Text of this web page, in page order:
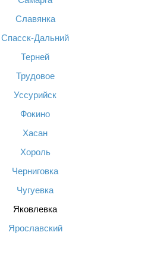
Славянка
Спасск-Дальний
Терней
Трудовое
Уссурийск
Фокино
Хасан
Хороль
Черниговка
Чугуевка
Яковлевка
Ярославский